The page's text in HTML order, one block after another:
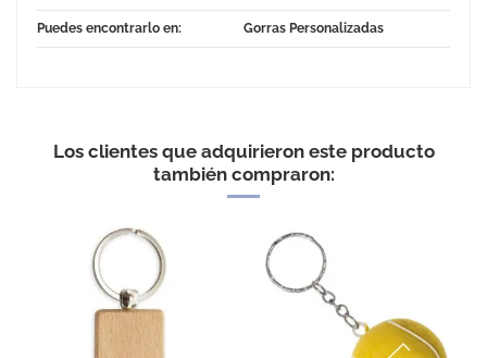
Puedes encontrarlo en: Gorras Personalizadas
EXCELLENT
Gorra 5 paneles
Los clientes que adquirieron este producto
también compraron: